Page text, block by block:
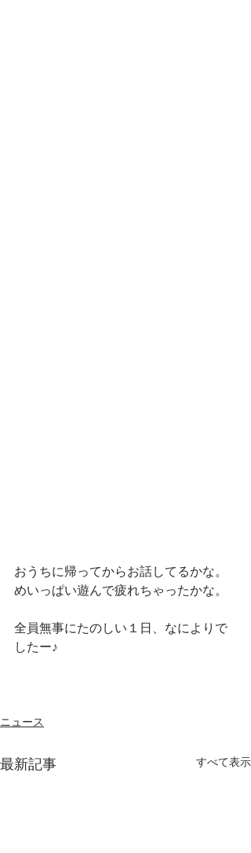
おうちに帰ってからお話してるかな。
めいっぱい遊んで疲れちゃったかな。
全員無事にたのしい１日、なによりで
したー♪
ニュース
最新記事 すべて表示